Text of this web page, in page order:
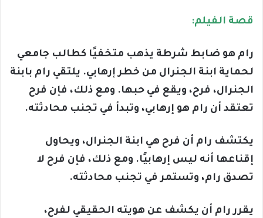
قصة الفيلم:
رام هو ضابط شرطة يذهب متخفيًا كطالب جامعي
لحماية ابنة الجنرال من خطر إرهابي. يلتقي رام بابنة
الجنرال، فرح، ويقع في حبها. ومع ذلك، فإن فرح
تعتقد أن رام هو إرهابي، وتبدأ في تجنب محادثته.
يكتشف رام أن فرح هي ابنة الجنرال، ويحاول
إقناعها أنه ليس إرهابيًا. ومع ذلك، فإن فرح لا
تصدق رام، وتستمر في تجنب محادثته.
يقرر رام أن يكشف عن هويته الحقيقي لفرح،